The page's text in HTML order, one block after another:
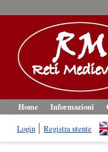
Home Informazioni
Login
Registra utente